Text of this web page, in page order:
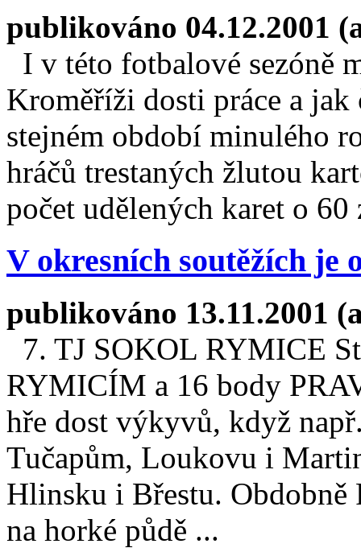
publikováno 04.12.2001
I v této fotbalové sezóně
Kroměříži dosti práce a
stejném období minulého
hráčů trestaných žlutou
počet udělených karet o
V okresních soutěžích je
publikováno 13.11.2001
7. TJ SOKOL RYMICE
RYMICÍM a 16 body
hře dost výkyvů, když
Tučapům, Loukovu i
Hlinsku i Břestu. Obdobně
na horké půdě ...